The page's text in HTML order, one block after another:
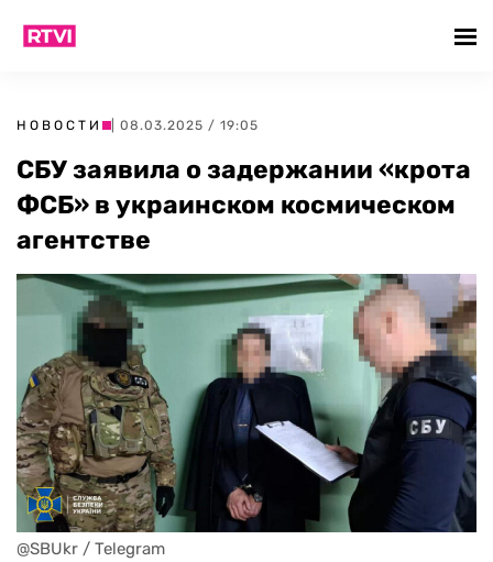
НОВОСТИ | 08.03.2025 / 19:05
СБУ заявила о задержании «крота
ФСБ» в украинском космическом
агентстве
@SBUkr / Telegram